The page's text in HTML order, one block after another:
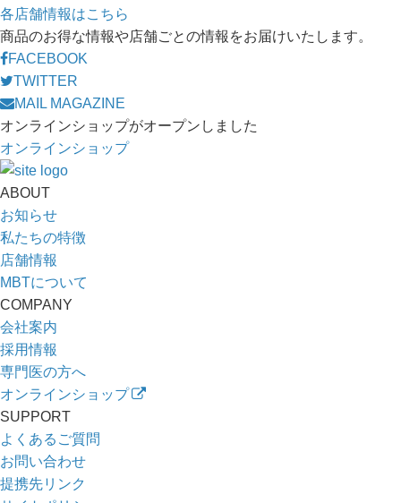
各店舗情報はこちら
商品のお得な情報や店舗ごとの情報をお届けいたします。
FACEBOOK
TWITTER
MAIL MAGAZINE
オンラインショップがオープンしました
オンラインショップ
ABOUT
お知らせ
私たちの特徴
店舗情報
MBTについて
COMPANY
会社案内
採用情報
専門医の方へ
オンラインショップ
SUPPORT
よくあるご質問
お問い合わせ
提携先リンク